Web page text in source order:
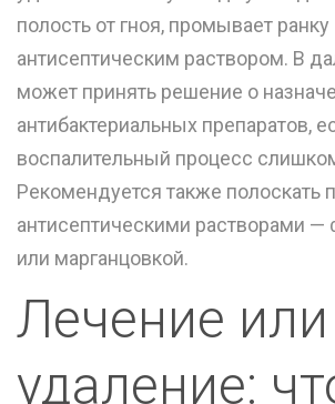
полость от гноя, промывает ранку
антисептическим раствором. В
может принять решение о
антибактериальных препаратов,
воспалительный процесс
Рекомендуется также полоскать
антисептическими растворами —
или марганцовкой.
Лечение или
удаление: